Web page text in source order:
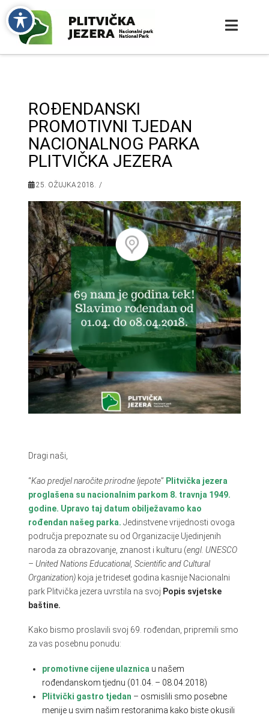
ROĐENDANSKI
PROMOTIVNI TJEDAN
NACIONALNOG PARKA
PLITVIČKA JEZERA
25. OŽUJKA 2018.
Dragi naši,
“Kao predjel naročite prirodne ljepote” Plitvička jezera
proglašena su nacionalnim parkom 8. travnja 1949.
godine. Upravo taj datum obilježavamo kao
rođendan našeg parka. Jedinstvene vrijednosti ovoga
područja prepoznate su od Organizacije Ujedinjenih
naroda za obrazovanje, znanost i kulturu (engl. UNESCO
– United Nations Educational, Scientific and Cultural
Organization) koja je trideset godina kasnije Nacionalni
park Plitvička jezera uvrstila na svoj Popis svjetske
baštine.
Kako bismo proslavili svoj 69. rođendan, pripremili smo
za vas posebnu ponudu:
promotivne cijene ulaznica u našem
rođendanskom tjednu (01.04. – 08.04.2018)
Plitvički gastro tjedan – osmislili smo posebne
menije u svim našim restoranima kako biste okusili